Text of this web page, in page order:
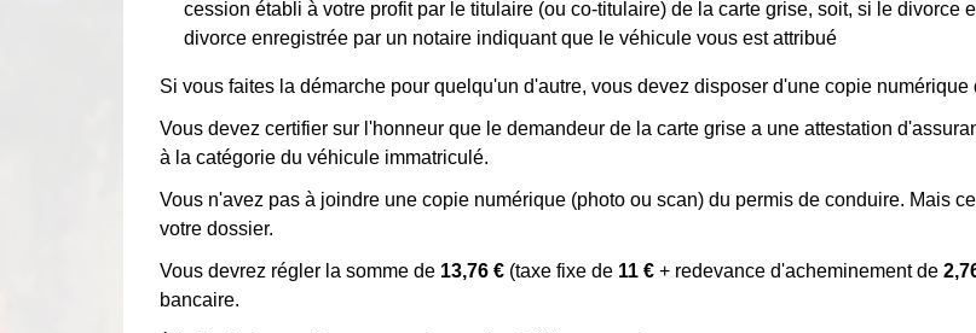
cession établi à votre profit par le titulaire (ou co-titulaire) de la carte grise, soit, si le divorce
divorce enregistrée par un notaire indiquant que le véhicule vous est attribué
Si vous faites la démarche pour quelqu'un d'autre, vous devez disposer d'une copie numérique
Vous devez certifier sur l'honneur que le demandeur de la carte grise a une attestation
à la catégorie du véhicule immatriculé.
Vous n'avez pas à joindre une copie numérique (photo ou scan) du permis de conduire. Mais
votre dossier.
Vous devrez régler la somme de 13,76 € (taxe fixe de 11 € + redevance d'acheminement de
bancaire.